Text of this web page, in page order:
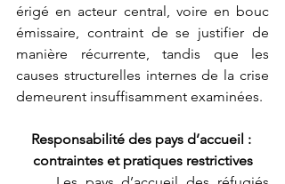
érigé en acteur central, voire en bouc
émissaire, contraint de se justifier de
manière récurrente, tandis que les
causes structurelles internes de la crise
demeurent insuffisamment examinées.
Responsabilité des pays d’accueil :
contraintes et pratiques restrictives